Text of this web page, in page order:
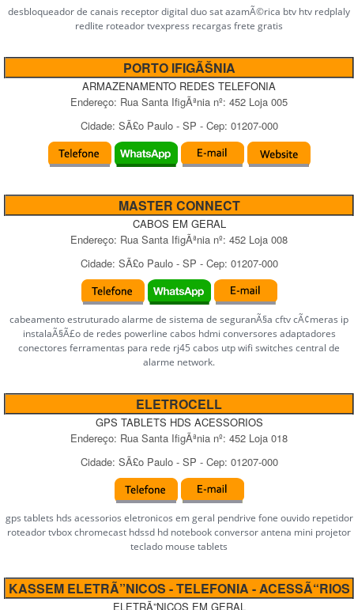
desbloqueador de canais receptor digital duo sat azamÃ©rica btv htv redplaly
redlite roteador tvexpress recargas frete gratis
PORTO IFIGÃŠNIA
ARMAZENAMENTO REDES TELEFONIA
Endereço: Rua Santa IfigÃªnia nº: 452 Loja 005
Cidade: SÃ£o Paulo- SP - Cep: 01207-000
MASTER CONNECT
CABOS EM GERAL
Endereço: Rua Santa IfigÃªnia nº: 452 Loja 008
Cidade: SÃ£o Paulo- SP - Cep: 01207-000
cabeamento estruturado alarme de sistema de seguranÃ§a cftv cÃ¢meras ip
instalaÃ§Ã£o de redes powerline cabos hdmi conversores adaptadores
conectores ferramentas para rede rj45 cabos utp wifi switches central de
alarme network.
ELETROCELL
GPS TABLETS HDS ACESSORIOS
Endereço: Rua Santa IfigÃªnia nº: 452 Loja 018
Cidade: SÃ£o Paulo- SP - Cep: 01207-000
gps tablets hds acessorios eletronicos em geral pendrive fone ouvido repetidor
roteador tvbox chromecast hdssd hd notebook conversor antena mini projetor
teclado mouse tablets
KASSEM ELETRÃ”NICOS - TELEFONIA - ACESSÃ“RIOS
ELETRÃ”NICOS EM GERAL